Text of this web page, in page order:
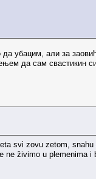
убацим, али за
да сам свастикин
svi zovu zetom,
živimo u plemenima i